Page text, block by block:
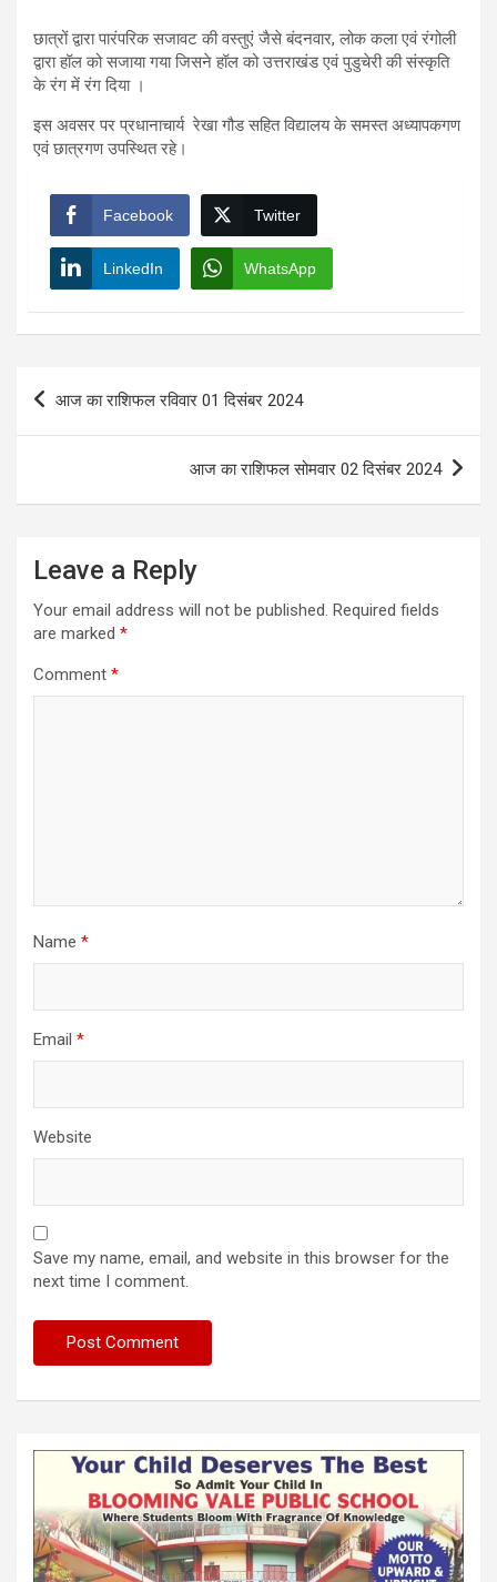
छात्रों द्वारा पारंपरिक सजावट की वस्तुएं जैसे बंदनवार, लोक कला एवं रंगोली
द्वारा हॉल को सजाया गया जिसने हॉल को उत्तराखंड एवं पुडुचेरी की संस्कृति
के रंग में रंग दिया ।
इस अवसर पर प्रधानाचार्य रेखा गौड सहित विद्यालय के समस्त अध्यापकगण
एवं छात्रगण उपस्थित रहे।
Facebook Twitter
LinkedIn WhatsApp
Post
आज का राशिफल रविवार 01 दिसंबर 2024
आज का राशिफल सोमवार 02 दिसंबर 2024
Leave a Reply
Your email address will not be published. Required fields
are marked *
Comment *
Name *
Email *
Website
Save my name, email, and website in this browser for the
next time I comment.